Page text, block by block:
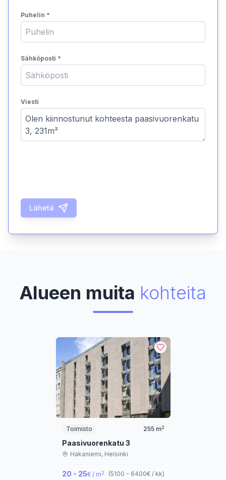
Puhelin *
Sähköposti *
Viesti
Lähetä
Alueen muita kohteita
Toimisto 255m2
Paasivuorenkatu 3
Hakaniemi, Helsinki
20 - 25€ / m2 (5100 - 6400€ / kk)